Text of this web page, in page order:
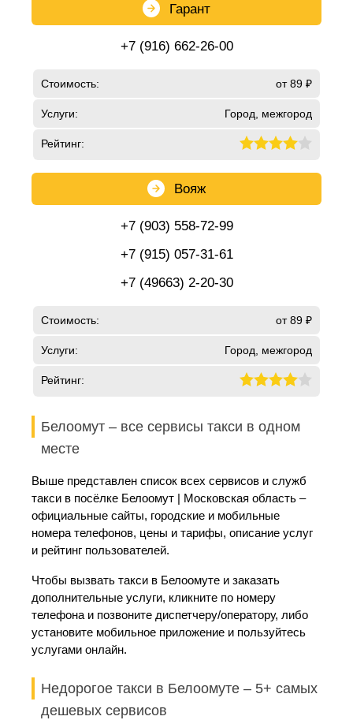
Гарант
+7 (916) 662-26-00
Стоимость: от 89 ₽
Услуги: Город, межгород
Рейтинг:
Вояж
+7 (903) 558-72-99
+7 (915) 057-31-61
+7 (49663) 2-20-30
Стоимость: от 89 ₽
Услуги: Город, межгород
Рейтинг:
Белоомут – все сервисы такси в одном
месте
Выше представлен список всех сервисов и служб
такси в посёлке Белоомут | Московская область –
официальные сайты, городские и мобильные
номера телефонов, цены и тарифы, описание услуг
и рейтинг пользователей.
Чтобы вызвать такси в Белоомуте и заказать
дополнительные услуги, кликните по номеру
телефона и позвоните диспетчеру/оператору, либо
установите мобильное приложение и пользуйтесь
услугами онлайн.
Недорогое такси в Белоомуте – 5+ самых
дешевых сервисов